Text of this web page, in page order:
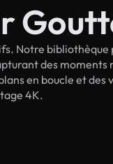
Notre bibliothèque
des moments
en boucle et des
4K.